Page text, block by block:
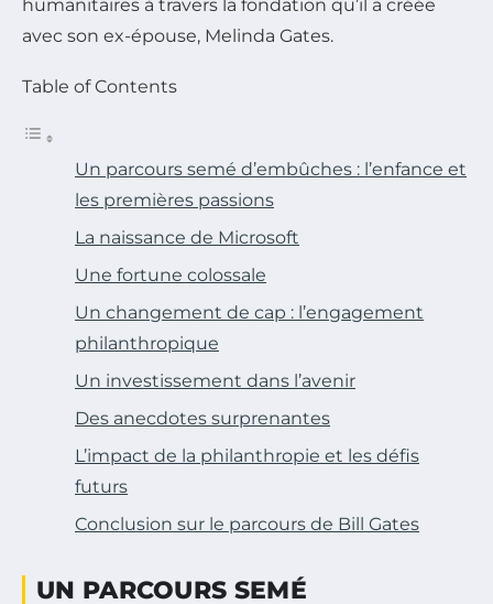
humanitaires à travers la fondation qu’il a créée
avec son ex-épouse, Melinda Gates.
Table of Contents
Un parcours semé d’embûches : l’enfance et
les premières passions
La naissance de Microsoft
Une fortune colossale
Un changement de cap : l’engagement
philanthropique
Un investissement dans l’avenir
Des anecdotes surprenantes
L’impact de la philanthropie et les défis
futurs
Conclusion sur le parcours de Bill Gates
UN PARCOURS SEMÉ